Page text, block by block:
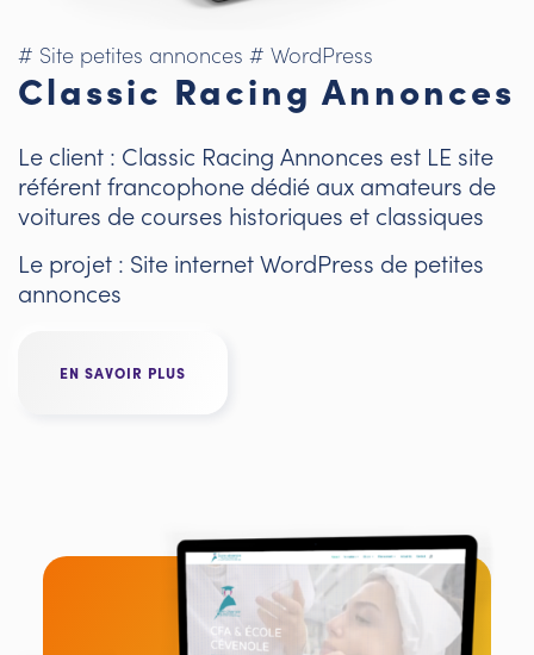
# Site petites annonces # WordPress
Classic Racing Annonces
Le client : Classic Racing Annonces est LE site
référent francophone dédié aux amateurs de
voitures de courses historiques et classiques
Le projet : Site internet WordPress de petites
annonces
EN SAVOIR PLUS